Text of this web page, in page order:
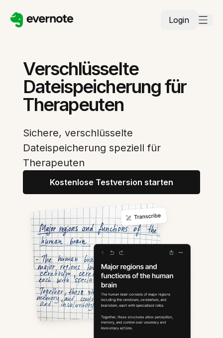
Login
Verschlüsselte
Dateispeicherung für
Therapeuten
Sichere, verschlüsselte
Dateispeicherung speziell für
Therapeuten
Kostenlose Testversion starten